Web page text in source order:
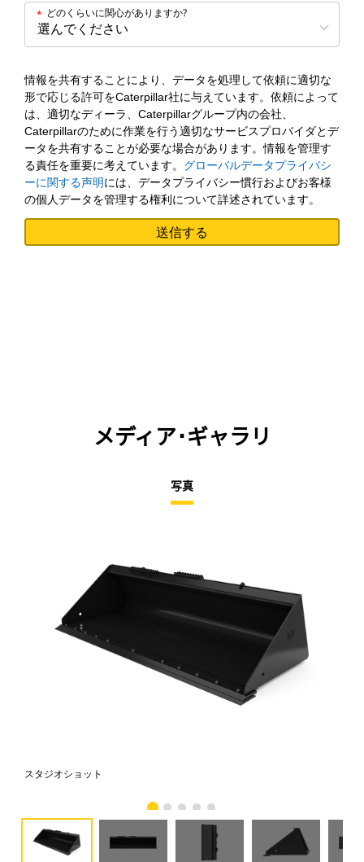
どのくらいに関心がありますか?
*
情報を共有することにより、データを処理して依頼に適切な
形で応じる許可をCaterpillar社に与えています。依頼によって
は、適切なディーラ、Caterpillarグループ内の会社、
Caterpillarのために作業を行う適切なサービスプロバイダとデ
ータを共有することが必要な場合があります。情報を管理す
る責任を重要に考えています。 グローバルデータプライバシ
ーに関する声明には、データプライバシー慣行およびお客様
の個人データを管理する権利について詳述されています。
メディア･ギャラリ
写真
スタジオショット